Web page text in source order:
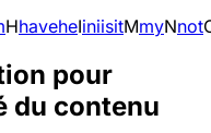
HhaveheIiniisitMmyNnot
pour
du contenu